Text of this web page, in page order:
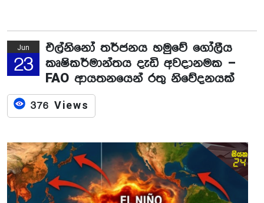
Jun
23
එල්නිනෝ තර්ජනය හමුවේ ගෝලීය
කෘෂිකර්මාන්තය දැඩි අවදානමක –
FAO ආයතනයෙන් රතු නිවේදනයක්
376 Views